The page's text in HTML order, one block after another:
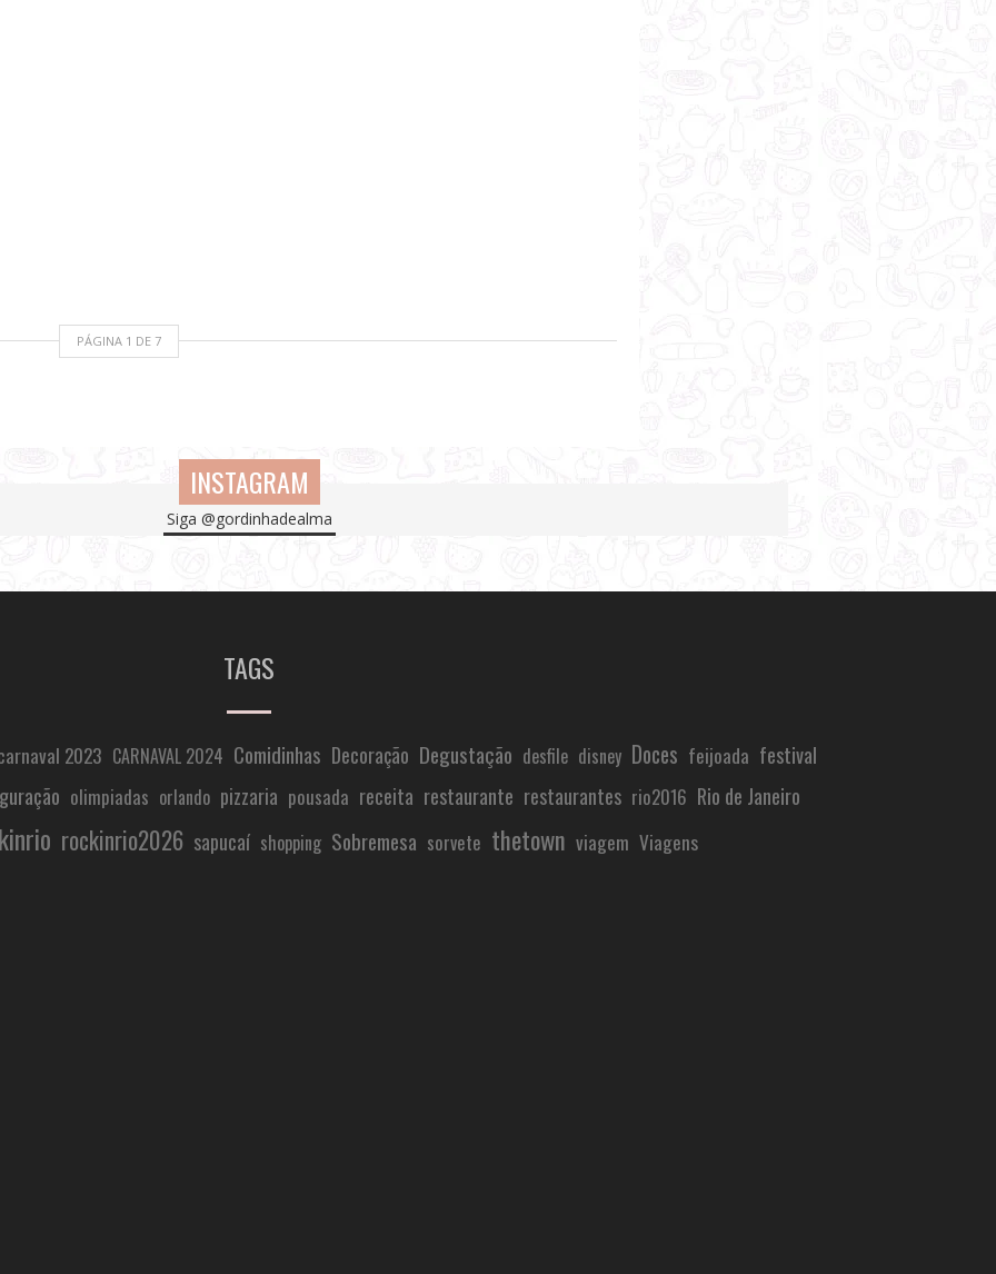
PÁGINA 1 DE 7
INSTAGRAM
Instagram did not return a 200.
Siga @gordinhadealma
TAGS
2023 CARNAVAL 2024 Comidinhas Decoração Degustação desfile disney Doces feijoada festival
olimpiadas orlando pizzaria pousada receita restaurante restaurantes rio2016 Rio de Janeiro
rockinrio2026 sapucaí shopping Sobremesa sorvete thetown viagem Viagens